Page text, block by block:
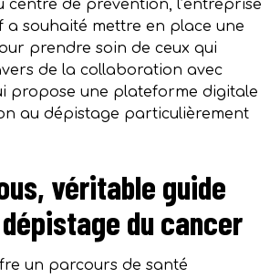
centre de prévention, l’entreprise
a souhaité mettre en place une
prendre soin de ceux qui
de la collaboration avec
propose une plateforme digitale
au dépistage particulièrement
véritable guide
du cancer
un parcours de santé